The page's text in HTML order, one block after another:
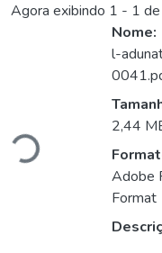
Agora exibindo 1 - 1
Nome:
l-
2,44
Adobe
Format